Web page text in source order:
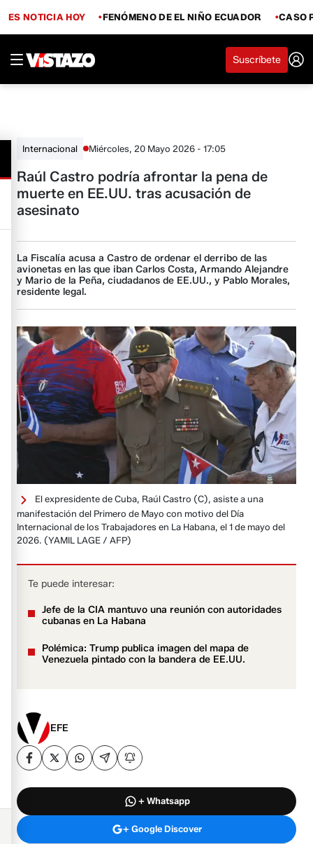
ES NOTICIA HOY FENÓMENO DE EL NIÑO ECUADOR CASO
Suscríbete
Internacional Miércoles, 20 Mayo 2026 - 17:05
Raúl Castro podría afrontar la pena de
muerte en EE.UU. tras acusación de
asesinato
La Fiscalía acusa a Castro de ordenar el derribo de las
avionetas en las que iban Carlos Costa, Armando Alejandre
y Mario de la Peña, ciudadanos de EE.UU., y Pablo Morales,
residente legal.
El expresidente de Cuba, Raúl Castro (C), asiste a una
manifestación del Primero de Mayo con motivo del Día
Internacional de los Trabajadores en La Habana, el 1 de mayo del
2026. (YAMIL LAGE / AFP)
Te puede interesar:
Jefe de la CIA mantuvo una reunión con autoridades
cubanas en La Habana
Polémica: Trump publica imagen del mapa de
Venezuela pintado con la bandera de EE.UU.
EFE
+ Whatsapp
+ Google Discover